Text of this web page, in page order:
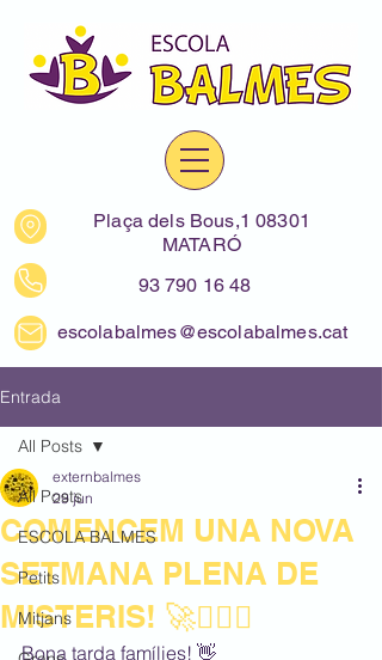
Plaça dels Bous,1 08301
MATARÓ
93 790 16 48
escolabalmes@escolabalmes.cat
Entrada
All Posts
ESCOLA BALMES
Petits
Mitjans
All Posts
COMENCEM UNA NOVA
SETMANA PLENA DE
MISTERIS! 🚀🕵️‍♀️✨
externbalmes
29 jun
Bona tarda famílies! 👋